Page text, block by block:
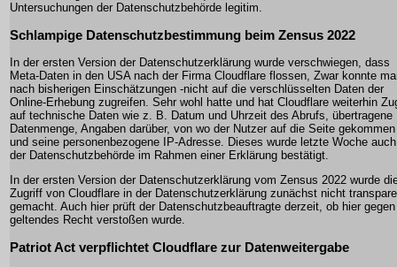
Untersuchungen der Datenschutzbehörde legitim.
Schlampige Datenschutzbestimmung beim Zensus 2022
In der ersten Version der Datenschutzerklärung wurde verschwiegen, dass
Meta-Daten in den USA nach der Firma Cloudflare flossen, Zwar konnte
nach bisherigen Einschätzungen -nicht auf die verschlüsselten Daten der
Online-Erhebung zugreifen. Sehr wohl hatte und hat Cloudflare weiterhin
auf technische Daten wie z. B. Datum und Uhrzeit des Abrufs, übertragene
Datenmenge, Angaben darüber, von wo der Nutzer auf die Seite
und seine personenbezogene IP-Adresse. Dieses wurde letzte Woche
der Datenschutzbehörde im Rahmen einer Erklärung bestätigt.
In der ersten Version der Datenschutzerklärung vom Zensus 2022 wurde
Zugriff von Cloudflare in der Datenschutzerklärung zunächst nicht
gemacht. Auch hier prüft der Datenschutzbeauftragte derzeit, ob hier gegen
geltendes Recht verstoßen wurde.
Patriot Act verpflichtet Cloudflare zur Datenweitergabe